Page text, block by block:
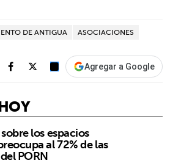
DE ANTIGUA
ASOCIACIONES
Agregar a Google
los espacios
al 72% de las
PORN